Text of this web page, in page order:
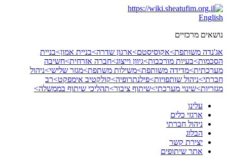
Skip
to
English
נושאים מרכזיים
אג'נדה משותפת>אקוסיסטם>ארגון שדרה>בניית אמון>בניית
הסכמות>בעיות מורכבות>גיוון וייצוג>חברה אזרחית>חשיבה
מערכתית>מדידה משותפת>משילות משתפת>מגזר שלישי>ניהול
חברתי>ניהול שותפויות>פילנתרופיה>קולקטיב אימפקט>רב
מגזריות>שינוי מערכתי>שיתוף ציבור>תהליכי שיתוף בממשלה>
עלינו
ארגזי כלים
ניהול חברתי
הבלוג
יצירת קשר
אתר שיתופים